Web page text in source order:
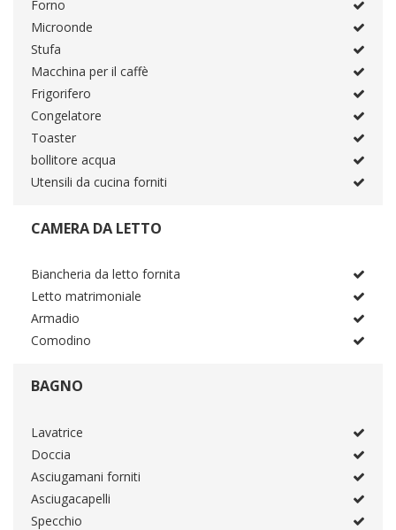
Forno
Microonde
Stufa
Macchina per il caffè
Frigorifero
Congelatore
Toaster
bollitore acqua
Utensili da cucina forniti
CAMERA DA LETTO
Biancheria da letto fornita
Letto matrimoniale
Armadio
Comodino
BAGNO
Lavatrice
Doccia
Asciugamani forniti
Asciugacapelli
Specchio